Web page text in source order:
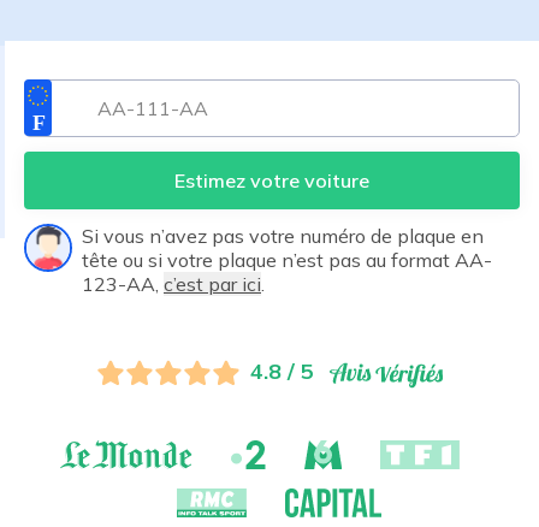
Estimez votre voiture
Si vous n’avez pas votre numéro de plaque en
tête ou si votre plaque n’est pas au format AA-
123-AA, c’est par ici
4.8 / 5